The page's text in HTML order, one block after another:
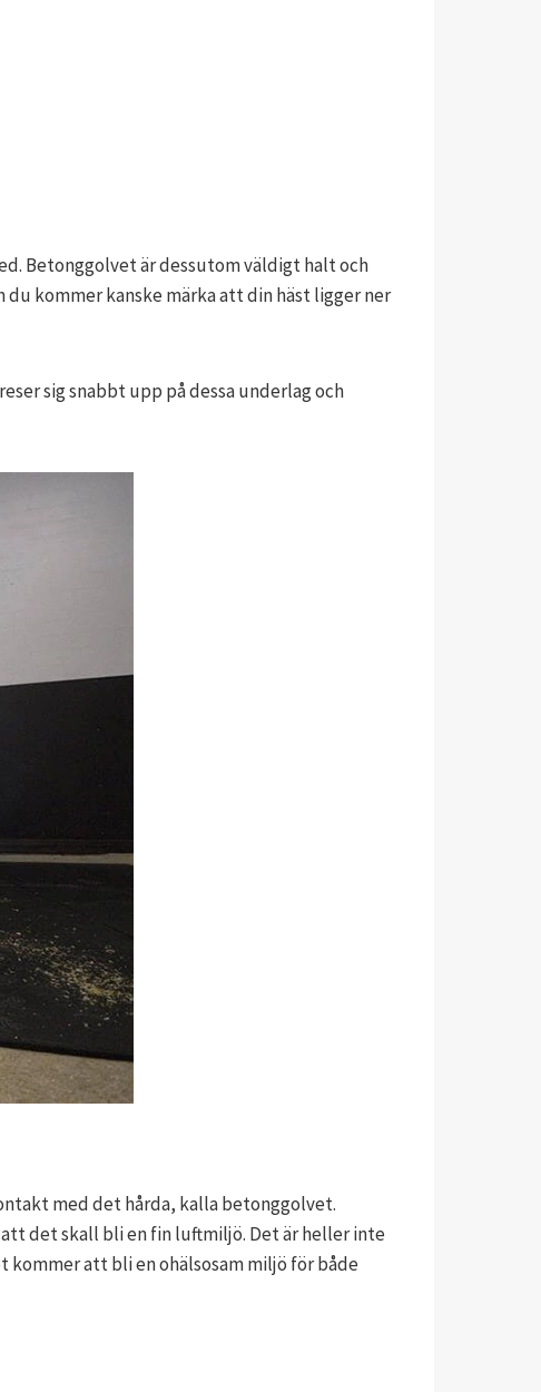
Betonggolvet är dessutom väldigt halt och
kommer kanske märka att din häst ligger ner
sig snabbt upp på dessa underlag och
med det hårda, kalla betonggolvet.
det skall bli en fin luftmiljö. Det är heller inte
att bli en ohälsosam miljö för både